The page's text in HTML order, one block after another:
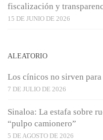
fiscalización y
15 DE JUNIO DE 2026
ALEATORIO
Los cínicos no sirven
7 DE JULIO DE 2026
Sinaloa: La estafa sobre
“pulpo camionero”
5 DE AGOSTO DE 2026